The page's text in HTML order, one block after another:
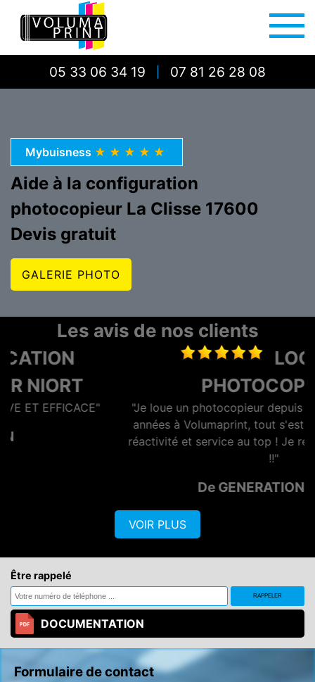
05 33 06 34 19 07 81 26 28 08
Mybuisness ★★★★★
Aide à la configuration
photocopieur La Clisse 17600
Devis gratuit
GALERIE PHOTO
Les avis de nos clients
LOCATION
PHOTOCOPIEUR
"Je loue un photocopieur depuis maintenant plusieurs
années à Volumaprint, tout s'est toujours bien passé,
réactivité et service au top ! Je recommande vivement
De GENERATION OPTIQ
VOIR PLUS
Être rappelé
DOCUMENTATION
Formulaire de contact